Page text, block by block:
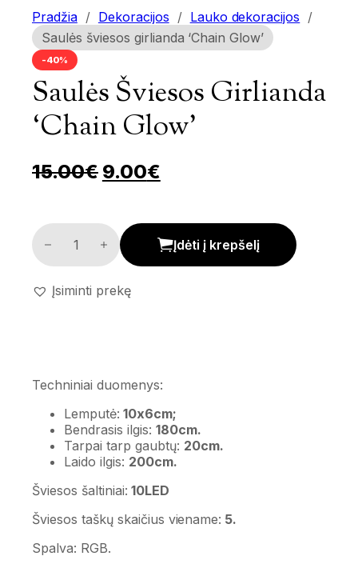
Pradžia / Dekoracijos / Lauko dekoracijos /
Saulės šviesos girlianda ‘Chain Glow’
-40%
Saulės Šviesos Girlianda
‘Chain Glow’
15.00€ Pradinė kaina buvo:
9.00€Dabartinė kaina
Saulės šviesos girlianda 'Chain Glow' kiekis
Įdėti į krepšelį
Įsiminti prekę
Techniniai duomenys:
Lemputė: 10x6cm;
Bendrasis ilgis: 180cm.
Tarpai tarp gaubtų: 20cm.
Laido ilgis: 200cm.
Šviesos šaltiniai: 10LED
Šviesos taškų skaičius viename: 5.
Spalva: RGB.